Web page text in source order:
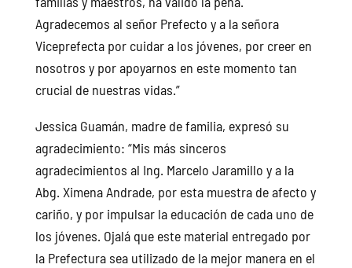
Agradecemos al señor Prefecto y a la señora
Viceprefecta por cuidar a los jóvenes, por creer en
nosotros y por apoyarnos en este momento tan
crucial de nuestras vidas.”
Jessica Guamán, madre de familia, expresó su
agradecimiento: “Mis más sinceros
agradecimientos al Ing. Marcelo Jaramillo y a la
Abg. Ximena Andrade, por esta muestra de afecto y
cariño, y por impulsar la educación de cada uno de
los jóvenes. Ojalá que este material entregado por
la Prefectura sea utilizado de la mejor manera en el